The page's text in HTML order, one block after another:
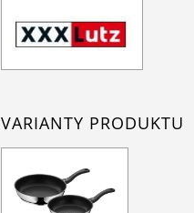
VARIANTY PRODUKTU